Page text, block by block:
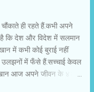
उसे सहज रूप में नहीं लिया।
चौंकाते ही रहते हैं.कभी अपने
है कि देश और विदेश में सलमान
में कभी कोई बुराई नहीं
उलझनों में फँसे हैं.सच्चाई केवल
आज अपने जीवन के ४२